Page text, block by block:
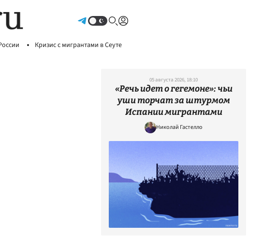
Кризис с мигрантами в Сеуте
05 августа 2026, 18:10
«Речь идет о гегемоне»: чьи
уши торчат за штурмом
Испании мигрантами
Николай Гастелло